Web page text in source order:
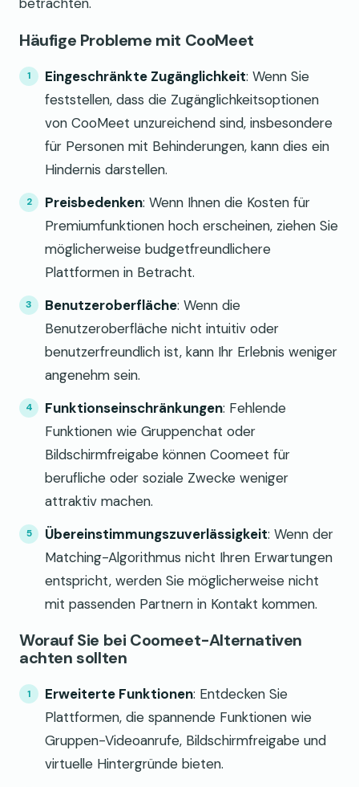
Häufige Probleme mit CooMeet
Eingeschränkte Zugänglichkeit: Wenn Sie
feststellen, dass die Zugänglichkeitsoptionen
von CooMeet unzureichend sind, insbesondere
für Personen mit Behinderungen, kann dies ein
Hindernis darstellen.
Preisbedenken: Wenn Ihnen die Kosten für
Premiumfunktionen hoch erscheinen, ziehen Sie
möglicherweise budgetfreundlichere
Plattformen in Betracht.
Benutzeroberfläche: Wenn die
Benutzeroberfläche nicht intuitiv oder
benutzerfreundlich ist, kann Ihr Erlebnis weniger
angenehm sein.
Funktionseinschränkungen: Fehlende
Funktionen wie Gruppenchat oder
Bildschirmfreigabe können Coomeet für
berufliche oder soziale Zwecke weniger
attraktiv machen.
Übereinstimmungszuverlässigkeit: Wenn der
Matching-Algorithmus nicht Ihren Erwartungen
entspricht, werden Sie möglicherweise nicht
mit passenden Partnern in Kontakt kommen.
Worauf Sie bei Coomeet-Alternativen
achten sollten
Erweiterte Funktionen: Entdecken Sie
Plattformen, die spannende Funktionen wie
Gruppen-Videoanrufe, Bildschirmfreigabe und
virtuelle Hintergründe bieten.